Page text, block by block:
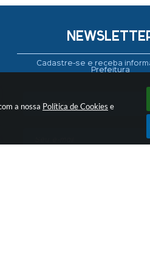
a nossa Política de Cookies e
Cadastre-se e receba
Prefeitura